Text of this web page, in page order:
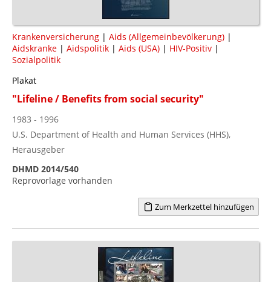
Krankenversicherung | Aids (Allgemeinbevölkerung) |
Aidskranke | Aidspolitik | Aids (USA) | HIV-Positiv |
Sozialpolitik
Plakat
"Lifeline / Benefits from social security"
1983 - 1996
U.S. Department of Health and Human Services (HHS),
Herausgeber
DHMD 2014/540
Reprovorlage vorhanden
Zum Merkzettel hinzufügen